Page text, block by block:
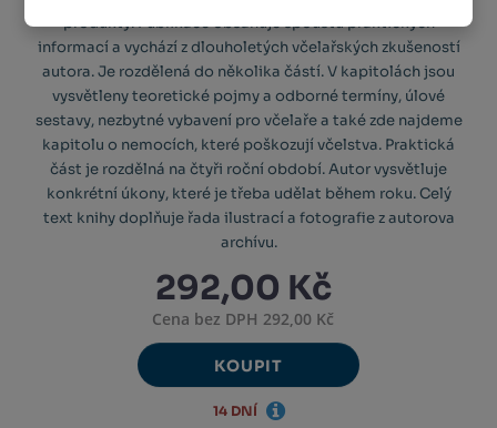
produkty. Publikace obsahuje spoustu praktických
informací a vychází z dlouholetých včelařských zkušeností
autora. Je rozdělená do několika částí. V kapitolách jsou
vysvětleny teoretické pojmy a odborné termíny, úlové
sestavy, nezbytné vybavení pro včelaře a také zde najdeme
kapitolu o nemocích, které poškozují včelstva. Praktická
část je rozdělná na čtyři roční období. Autor vysvětluje
konkrétní úkony, které je třeba udělat během roku. Celý
text knihy doplňuje řada ilustrací a fotografie z autorova
archívu.
292,00 Kč
Cena bez DPH 292,00 Kč
KOUPIT
14 DNÍ